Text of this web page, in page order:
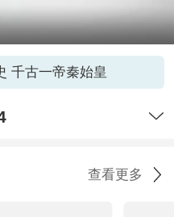
千古一帝秦始皇
查看更多